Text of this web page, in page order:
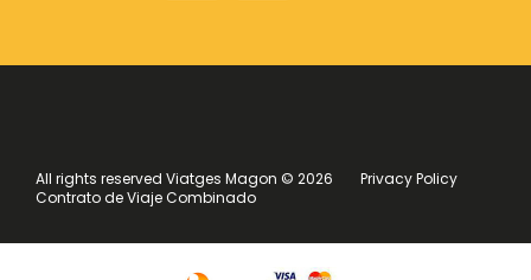
All rights reserved Viatges Magon © 2026
Privacy Policy
Contrato de Viaje Combinado